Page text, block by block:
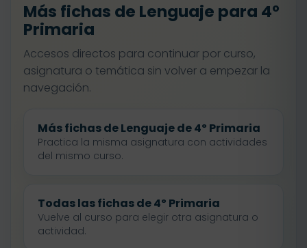
Más fichas de Lenguaje para 4º
Primaria
Accesos directos para continuar por curso,
asignatura o temática sin volver a empezar la
navegación.
Más fichas de Lenguaje de 4º Primaria
Practica la misma asignatura con actividades
del mismo curso.
Todas las fichas de 4º Primaria
Vuelve al curso para elegir otra asignatura o
actividad.